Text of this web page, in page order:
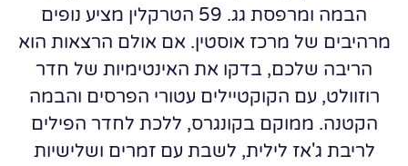
הבמה ומרפסת גג. 59 הטרקלין מציע נופים
מרהיבים של מרכז אוסטין. אם אולם הרצאות הוא
הריבה שלכם, בדקו את האינטימיות של חדר
רוזוולט, עם הקוקטיילים עטורי הפרסים והבמה
הקטנה. ממוקם בקונגרס, ללכת לחדר הפילים
לריבת ג'אז לילית, לשבת עם זמרים ושלישיות